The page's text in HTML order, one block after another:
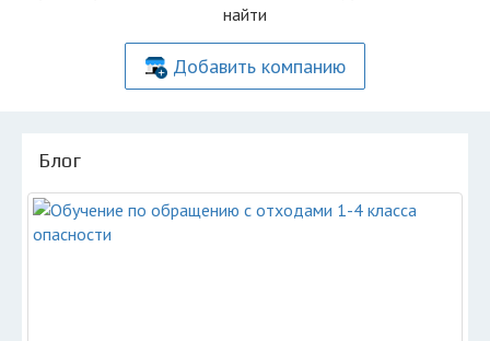
найти
Добавить компанию
Блог